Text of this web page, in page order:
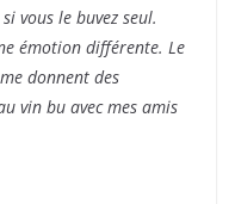
vous le buvez seul.
émotion différente. Le
donnent des
vin bu avec mes amis